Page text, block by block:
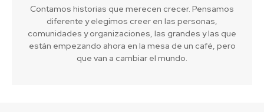
Contamos historias que merecen crecer. Pensamos
diferente y elegimos creer en las personas,
comunidades y organizaciones, las grandes y las que
están empezando ahora en la mesa de un café, pero
que van a cambiar el mundo.